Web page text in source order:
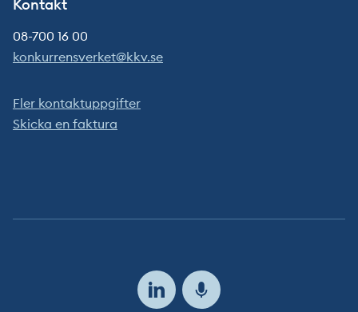
Kontakt
08-700 16 00
konkurrensverket@kkv.se
Fler kontaktuppgifter
Skicka en faktura
Följ